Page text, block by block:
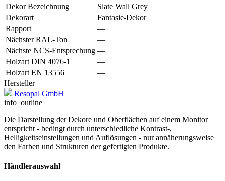
Dekor Bezeichnung
Slate Wall Grey
Dekorart
Fantasie-Dekor
Rapport
—
Nächster RAL-Ton
—
Nächste NCS-Entsprechung —
Holzart DIN 4076-1
—
Holzart EN 13556
—
Hersteller
Resopal GmbH
info_outline
Die Darstellung der Dekore und Oberflächen auf einem Monitor
entspricht - bedingt durch unterschiedliche Kontrast-,
Helligkeitseinstellungen und Auflösungen - nur annäherungsweise
den Farben und Strukturen der gefertigten Produkte.
Händlerauswahl